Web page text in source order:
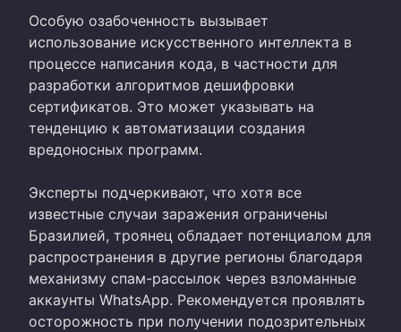
Особую озабоченность вызывает
использование искусственного интеллекта в
процессе написания кода, в частности для
разработки алгоритмов дешифровки
сертификатов. Это может указывать на
тенденцию к автоматизации создания
вредоносных программ.
Эксперты подчеркивают, что хотя все
известные случаи заражения ограничены
Бразилией, троянец обладает потенциалом для
распространения в другие регионы благодаря
механизму спам-рассылок через взломанные
аккаунты WhatsApp. Рекомендуется проявлять
осторожность при получении подозрительных